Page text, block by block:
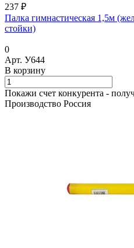
237 ₽
Палка гимнастическая 1,5м
стойки)
0
Арт. У644
В корзину
Покажи счет конкурента -
Производство Россия